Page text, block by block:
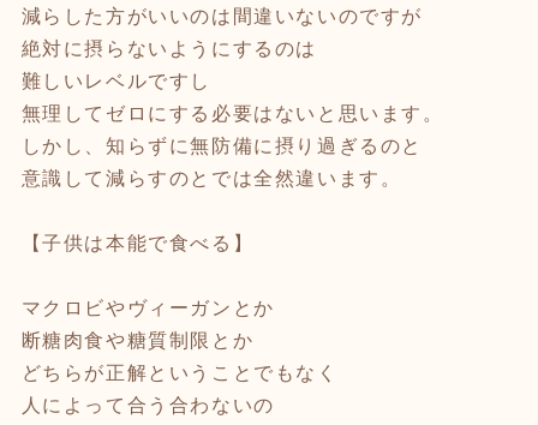
減らした方がいいのは間違いないのですが
絶対に摂らないようにするのは
難しいレベルですし
無理してゼロにする必要はないと思います。
しかし、知らずに無防備に摂り過ぎるのと
意識して減らすのとでは全然違います。
【子供は本能で食べる】
マクロビやヴィーガンとか
断糖肉食や糖質制限とか
どちらが正解ということでもなく
人によって合う合わないの